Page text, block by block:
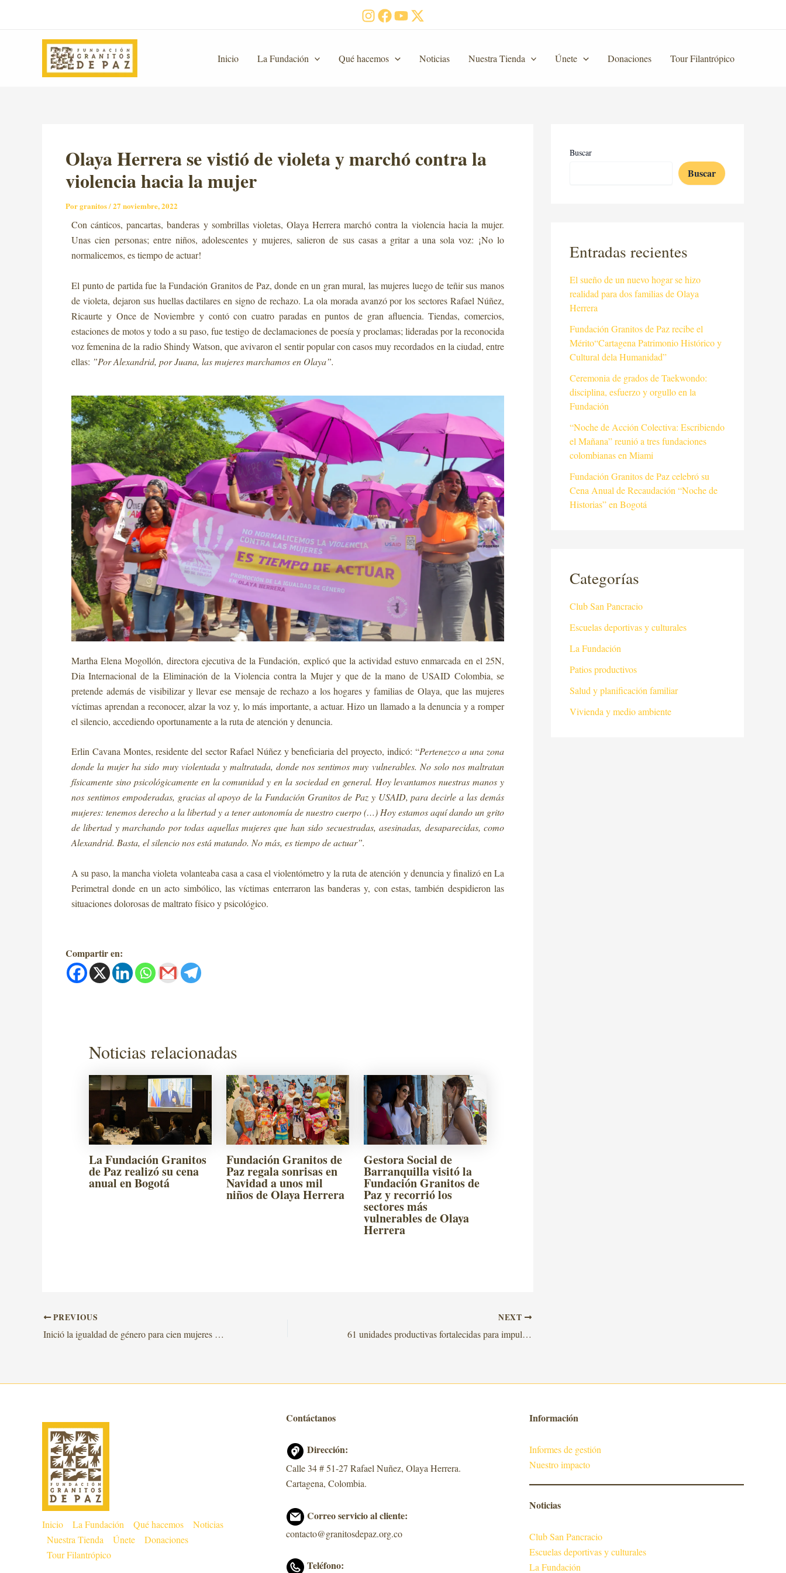
Inicio
La Fundación Qué hacemos Noticias Nuestra Tienda Únete Donaciones Tour Filantrópico
Olaya Herrera se vistió de violeta y marchó contra la
violencia hacia la mujer
Porgranitos/27 noviembre, 2022
Con cánticos, pancartas, banderas y sombrillas violetas, Olaya Herrera marchó contra la violencia hacia la mujer.
Unas cien personas; entre niños, adolescentes y mujeres, salieron de sus casas a gritar a una sola voz: ¡No lo
normalicemos, es tiempo de actuar!
El punto de partida fue la Fundación Granitos de Paz, donde en un gran mural, las mujeres luego de teñir sus manos
de violeta, dejaron sus huellas dactilares en signo de rechazo. La ola morada avanzó por los sectores Rafael Núñez,
Ricaurte y Once de Noviembre y contó con cuatro paradas en puntos de gran afluencia. Tiendas, comercios,
estaciones de motos y todo a su paso, fue testigo de declamaciones de poesía y proclamas; lideradas por la reconocida
voz femenina de la radio Shindy Watson, que avivaron el sentir popular con casos muy recordados en la ciudad, entre
ellas: ”Por Alexandrid, por Juana, las mujeres marchamos en Olaya”.
Martha Elena Mogollón, directora ejecutiva de la Fundación, explicó que la actividad estuvo enmarcada en el 25N,
Dia Internacional de la Eliminación de la Violencia contra la Mujer y que de la mano de USAID Colombia, se
pretende además de visibilizar y llevar ese mensaje de rechazo a los hogares y familias de Olaya, que las mujeres
víctimas aprendan a reconocer, alzar la voz y, lo más importante, a actuar. Hizo un llamado a la denuncia y a romper
el silencio, accediendo oportunamente a la ruta de atención y denuncia.
Erlin Cavana Montes, residente del sector Rafael Núñez y beneficiaria del proyecto, indicó: “Pertenezco a una zona
donde la mujer ha sido muy violentada y maltratada, donde nos sentimos muy vulnerables. No solo nos maltratan
físicamente sino psicológicamente en la comunidad y en la sociedad en general. Hoy levantamos nuestras manos y
nos sentimos empoderadas, gracias al apoyo de la Fundación Granitos de Paz y USAID, para decirle a las demás
mujeres: tenemos derecho a la libertad y a tener autonomía de nuestro cuerpo (…) Hoy estamos aquí dando un grito
de libertad y marchando por todas aquellas mujeres que han sido secuestradas, asesinadas, desaparecidas, como
Alexandrid. Basta, el silencio nos está matando. No más, es tiempo de actuar”.
A su paso, la mancha violeta volanteaba casa a casa el violentómetro y la ruta de atención y denuncia y finalizó en La
Perimetral donde en un acto simbólico, las víctimas enterraron las banderas y, con estas, también despidieron las
situaciones dolorosas de maltrato físico y psicológico.
Compartir en:
Noticias relacionadas
La Fundación Granitos
de Paz realizó su cena
anual en Bogotá
Fundación Granitos de
Paz regala sonrisas en
Navidad a unos mil
niños de Olaya Herrera
Gestora Social de
Barranquilla visitó la
Fundación Granitos de
Paz y recorrió los
sectores más
vulnerables de Olaya
Herrera
PREVIOUS
Inició la igualdad de género para cien mujeres de Olaya Herrera
NEXT
61 unidades productivas fortalecidas para impulsar la autonomía económica de las mujeres
Buscar
Buscar
Entradas recientes
El sueño de un nuevo hogar se hizo
realidad para dos familias de Olaya
Herrera
Fundación Granitos de Paz recibe el
Mérito“Cartagena Patrimonio Histórico y
Cultural dela Humanidad”
Ceremonia de grados de Taekwondo:
disciplina, esfuerzo y orgullo en la
Fundación
“Noche de Acción Colectiva: Escribiendo
el Mañana” reunió a tres fundaciones
colombianas en Miami
Fundación Granitos de Paz celebró su
Cena Anual de Recaudación “Noche de
Historias” en Bogotá
Categorías
Club San Pancracio
Escuelas deportivas y culturales
La Fundación
Patios productivos
Salud y planificación familiar
Vivienda y medio ambiente
Inicio La Fundación Qué hacemos
Noticias
Nuestra Tienda
Únete
Donaciones
Tour Filantrópico
Contáctanos
Dirección:
Calle 34 # 51-27 Rafael Nuñez, Olaya Herrera.
Cartagena, Colombia.
Correo servicio al cliente:
contacto@granitosdepaz.org.co
Teléfono:
Información
Informes de gestión
Nuestro impacto
Noticias
Club San Pancracio
Escuelas deportivas y culturales
La Fundación